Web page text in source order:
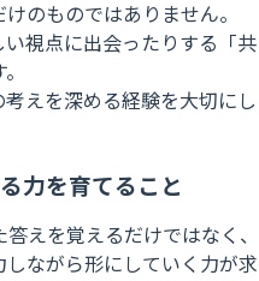
のものではありません。
視点に出会ったりする「共
えを深める経験を大切にし
力を育てること
えを覚えるだけではなく、
ながら形にしていく力が求